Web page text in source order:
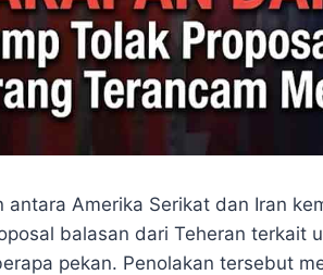
antara Amerika Serikat dan Iran
balasan dari Teheran terkait
pekan. Penolakan tersebut